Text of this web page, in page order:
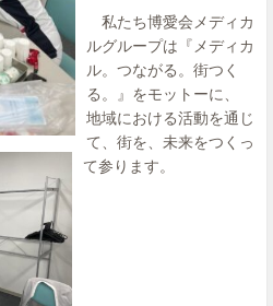
私たち博愛会メディカ
ルグループは『メディカ
ル。つながる。街つく
る。』をモットーに、
地域における活動を通じ
て、街を、未来をつくっ
て参ります。